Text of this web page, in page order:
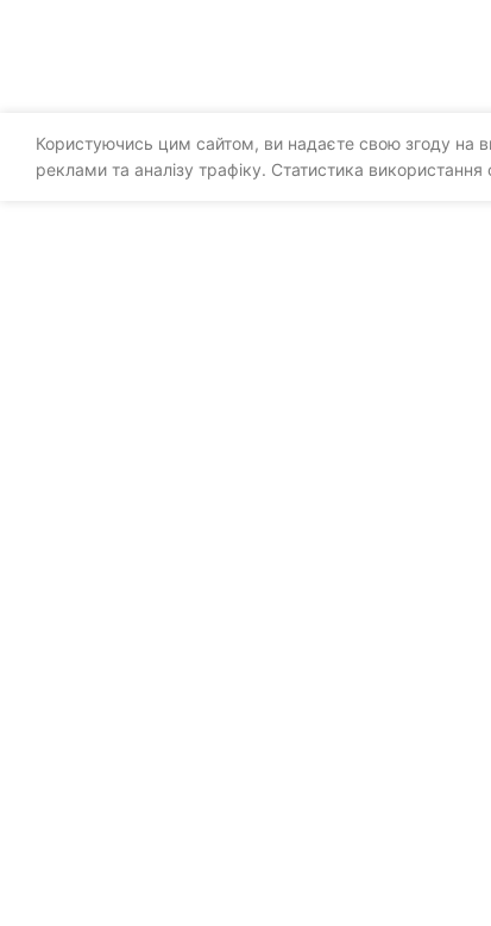
Користуючись цим сайтом, ви надаєте свою згоду на
реклами та аналізу трафіку. Статистика використання